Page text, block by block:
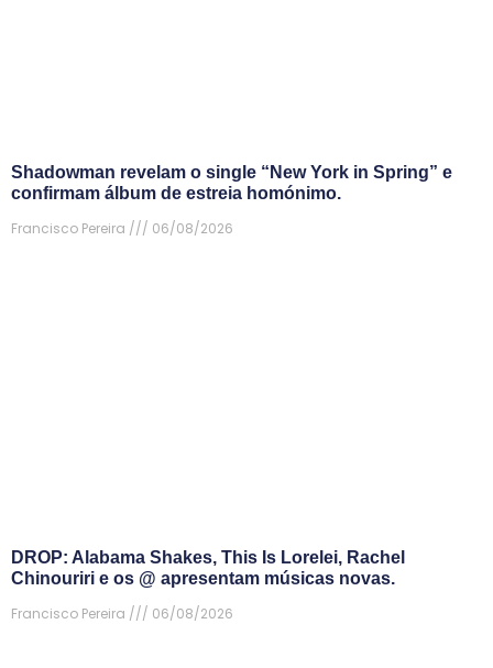
Shadowman revelam o single “New York in Spring” e
confirmam álbum de estreia homónimo.
Francisco Pereira
06/08/2026
DROP: Alabama Shakes, This Is Lorelei, Rachel
Chinouriri e os @ apresentam músicas novas.
Francisco Pereira
06/08/2026